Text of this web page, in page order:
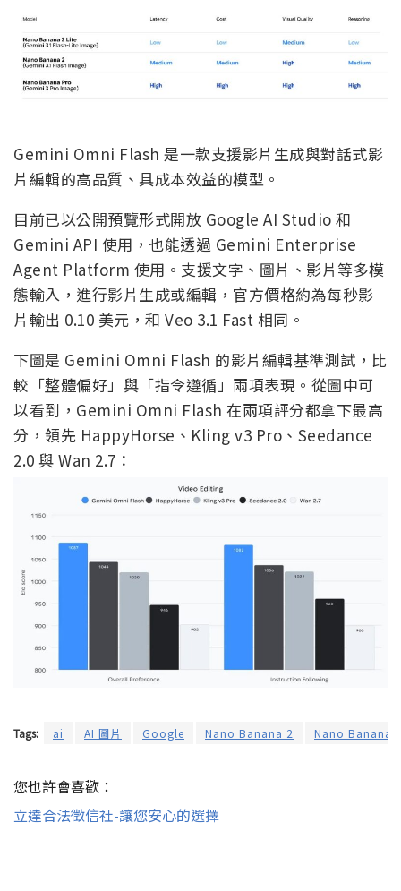
Gemini Omni Flash 是一款支援影片生成與對話式影
片編輯的高品質、具成本效益的模型。
目前已以公開預覽形式開放 Google AI Studio 和
Gemini API 使用，也能透過 Gemini Enterprise
Agent Platform 使用。支援文字、圖片、影片等多模
態輸入，進行影片生成或編輯，官方價格約為每秒影
片輸出 0.10 美元，和 Veo 3.1 Fast 相同。
下圖是 Gemini Omni Flash 的影片編輯基準測試，比
較「整體偏好」與「指令遵循」兩項表現。從圖中可
以看到，Gemini Omni Flash 在兩項評分都拿下最高
分，領先 HappyHorse、Kling v3 Pro、Seedance
2.0 與 Wan 2.7：
Tags: ai AI 圖片 Google Nano Banana 2 Nano Banana
您也許會喜歡：
立達合法徵信社-讓您安心的選擇